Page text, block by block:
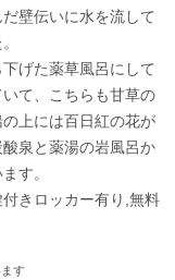
壁伝いに水を流して
げた薬草風呂にして
て、こちらも甘草の
上には百日紅の花が
泉と薬湯の岩風呂か
す。
きロッカー有り,無料
す